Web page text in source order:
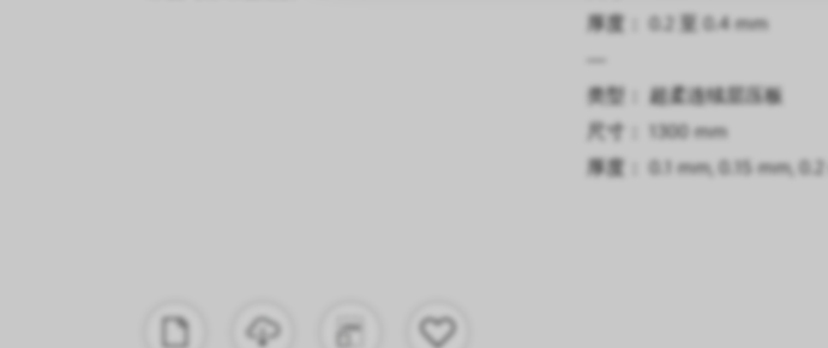
厚度： 0.2 至 0.4 mm
—
类型： 超柔连续层压板
尺寸： 1300 mm
厚度： 0.1 mm, 0.15 mm,
厚度： 0.1 mm, 0.15 mm, 0.2